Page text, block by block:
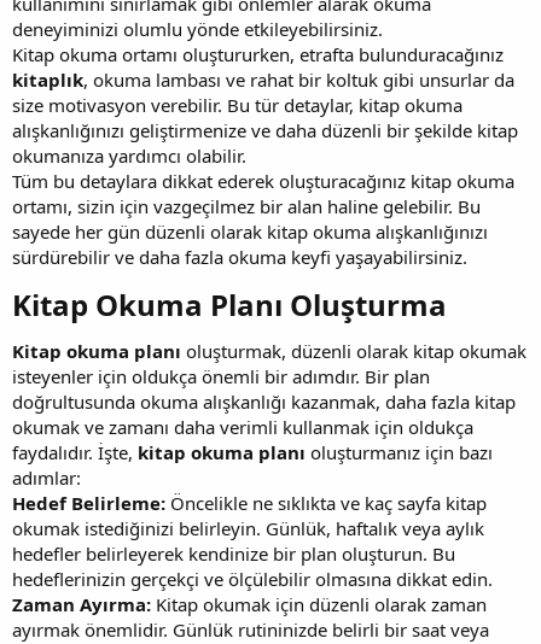
deneyiminizi olumlu yönde etkileyebilirsiniz.
Kitap okuma ortamı oluştururken, etrafta bulunduracağınız
kitaplık, okuma lambası ve rahat bir koltuk gibi unsurlar da
size motivasyon verebilir. Bu tür detaylar, kitap okuma
alışkanlığınızı geliştirmenize ve daha düzenli bir şekilde kitap
okumanıza yardımcı olabilir.
Tüm bu detaylara dikkat ederek oluşturacağınız kitap okuma
ortamı, sizin için vazgeçilmez bir alan haline gelebilir. Bu
sayede her gün düzenli olarak kitap okuma alışkanlığınızı
sürdürebilir ve daha fazla okuma keyfi yaşayabilirsiniz.
Kitap Okuma Planı Oluşturma​
Kitap okuma planı oluşturmak, düzenli olarak kitap okumak
isteyenler için oldukça önemli bir adımdır. Bir plan
doğrultusunda okuma alışkanlığı kazanmak, daha fazla kitap
okumak ve zamanı daha verimli kullanmak için oldukça
faydalıdır. İşte, kitap okuma planı oluşturmanız için bazı
adımlar:
Hedef Belirleme: Öncelikle ne sıklıkta ve kaç sayfa kitap
okumak istediğinizi belirleyin. Günlük, haftalık veya aylık
hedefler belirleyerek kendinize bir plan oluşturun. Bu
hedeflerinizin gerçekçi ve ölçülebilir olmasına dikkat edin.
Zaman Ayırma: Kitap okumak için düzenli olarak zaman
ayırmak önemlidir. Günlük rutininizde belirli bir saat veya